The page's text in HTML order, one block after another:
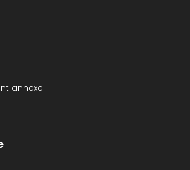
annexe